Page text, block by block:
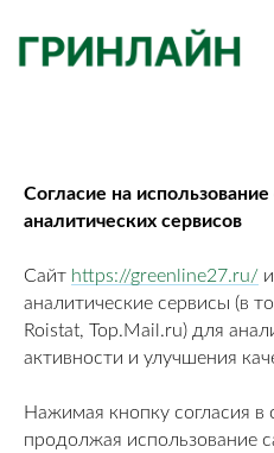
слабовидящих
от 24 580₽
Согласие на
аналитических сервисов
Сайт https://greenline27.ru/
аналитические сервисы (в
Roistat, Top.Mail.ru) для
активности и улучшения
Нажимая кнопку согласия в
продолжая использование